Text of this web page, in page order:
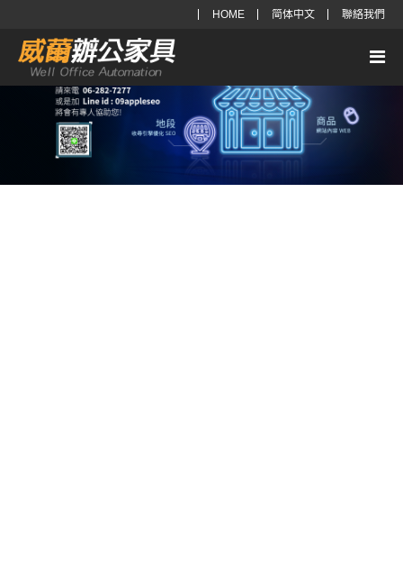
聯絡我們
简体中文
HOME